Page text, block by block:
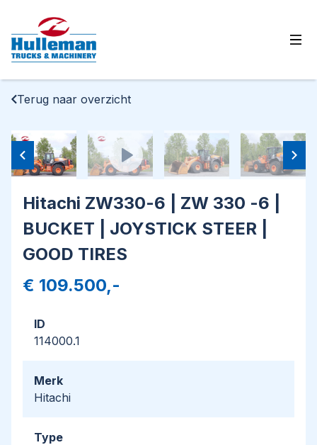
Terug naar overzicht
Hitachi ZW330-6 | ZW 330 -6 |
BUCKET | JOYSTICK STEER |
GOOD TIRES
€ 109.500,-
ID
114000.1
Merk
Hitachi
Type